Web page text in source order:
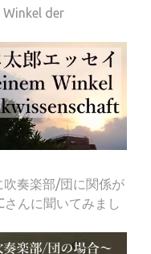
Winkel der
奏楽部/団に関係が
さんに聞いてみまし